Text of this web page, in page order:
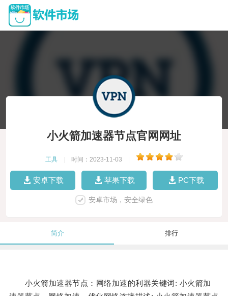
小火箭加速器节点官网网址
工具 时间：2023-11-03
安卓下载 苹果下载 PC下载
安卓市场，安全绿色
简介 排行
小火箭加速器节点：网络加速的利器关键词: 小火箭加